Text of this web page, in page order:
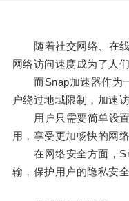
随着社交网络、在线
网络访问速度成为了人
而Snap加速器作为一
户绕过地域限制，加速
用户只需要简单设置
用，享受更加畅快的网络
在网络安全方面，
输，保护用户的隐私安